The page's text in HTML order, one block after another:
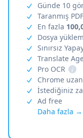
Günde 10
Taranmış
En fazla
Dosya
Sınırsız
Translate
Pro OCR
i
Chrome
İstediğiniz
Ad free
Daha fazla →